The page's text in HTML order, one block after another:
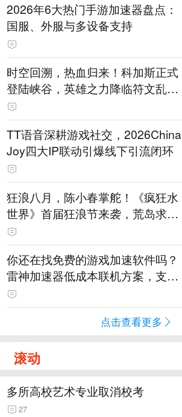
2026年6大热门手游加速器盘点：
国服、外服与多设备支持
时空回溯，热血归来！科加斯正式
登陆峡谷，英雄之力降临符文乱
斗！
TT语音深耕游戏社交，2026China
Joy四大IP联动引爆线下引流闭环
狂浪八月，陈小春掌舵！《疯狂水
世界》首届狂浪节来袭，荒岛求生
直播即将开启
你还在找免费的游戏加速软件吗？
雷神加速器低成本联机方案，支持
免费试用
点击查看更多
滚动
多所高校艺术专业取消校考
27